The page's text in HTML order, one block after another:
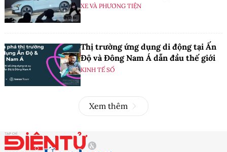
XE VÀ PHƯƠNG TIỆN
Thị trường ứng dụng di động tại Ấn
Độ và Đông Nam Á dẫn đầu thế giới
KINH TẾ SỐ
Xem thêm